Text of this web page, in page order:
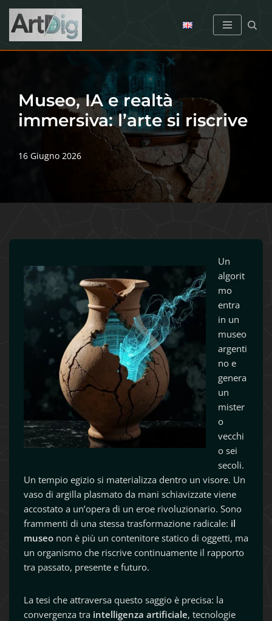
Vai
al
Museo, IA e realtà
immersiva: l’arte si riscrive
16 Giugno 2026
Un
algorit
mo
entra
in un
museo
argenti
no e
genera
un
mister
o
vecchi
o sei
secoli.
Un tempio egizio si materializza dentro un visore. Un
vaso di argilla plasmato da mani schiavizzate viene
accostato a un’opera di un eroe rivoluzionario. Sono
frammenti di una stessa trasformazione radicale: il
museo non è più un contenitore statico di oggetti, ma
un organismo che riscrive continuamente il rapporto
tra passato, presente e futuro.
La tesi che attraversa questo saggio è precisa: la
convergenza tra intelligenza artificiale, tecnologie